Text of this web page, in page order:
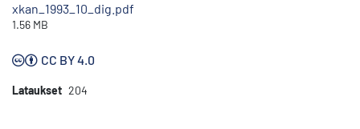
xkan_1993_10_dig.pdf
1.56 MB
CC BY 4.0
Lataukset 204